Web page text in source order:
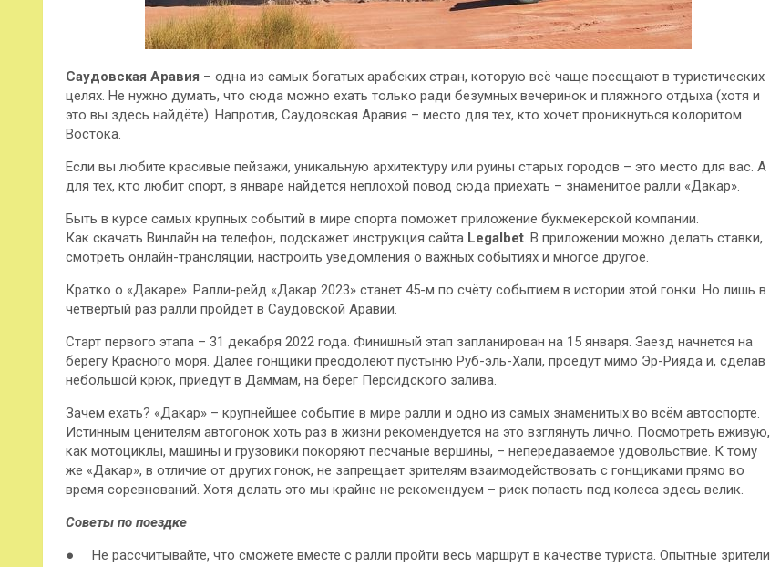
Саудовская Аравия – одна из самых богатых арабских стран, которую всё чаще посещают в туристических
целях. Не нужно думать, что сюда можно ехать только ради безумных вечеринок и пляжного отдыха (хотя и
это вы здесь найдёте). Напротив, Саудовская Аравия – место для тех, кто хочет проникнуться колоритом
Востока.
Если вы любите красивые пейзажи, уникальную архитектуру или руины старых городов – это место для вас. А
для тех, кто любит спорт, в январе найдется неплохой повод сюда приехать – знаменитое ралли «Дакар».
Быть в курсе самых крупных событий в мире спорта поможет приложение букмекерской компании.
Как скачать Винлайн на телефон, подскажет инструкция сайта Legalbet. В приложении можно делать ставки,
смотреть онлайн-трансляции, настроить уведомления о важных событиях и многое другое.
Кратко о «Дакаре». Ралли-рейд «Дакар 2023» станет 45-м по счёту событием в истории этой гонки. Но лишь в
четвертый раз ралли пройдет в Саудовской Аравии.
Старт первого этапа – 31 декабря 2022 года. Финишный этап запланирован на 15 января. Заезд начнется на
берегу Красного моря. Далее гонщики преодолеют пустыню Руб-эль-Хали, проедут мимо Эр-Рияда и, сделав
небольшой крюк, приедут в Даммам, на берег Персидского залива.
Зачем ехать? «Дакар» – крупнейшее событие в мире ралли и одно из самых знаменитых во всём автоспорте.
Истинным ценителям автогонок хоть раз в жизни рекомендуется на это взглянуть лично. Посмотреть вживую,
как мотоциклы, машины и грузовики покоряют песчаные вершины, – непередаваемое удовольствие. К тому
же «Дакар», в отличие от других гонок, не запрещает зрителям взаимодействовать с гонщиками прямо во
время соревнований. Хотя делать это мы крайне не рекомендуем – риск попасть под колеса здесь велик.
Советы по поездке
● Не рассчитывайте, что сможете вместе с ралли пройти весь маршрут в качестве туриста. Опытные зрители